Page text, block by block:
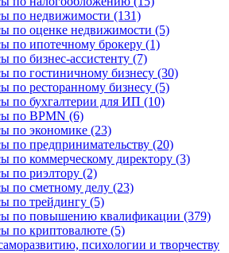
по недвижимости (131)
по оценке недвижимости (5)
по ипотечному брокеру (1)
по бизнес-ассистенту (7)
по гостиничному бизнесу (30)
по ресторанному бизнесу (5)
по бухгалтерии для ИП (10)
по BPMN (6)
по экономике (23)
по предпринимательству (20)
по коммерческому директору (3)
по риэлтору (2)
по сметному делу (23)
по трейдингу (5)
по повышению квалификации (379)
по криптовалюте (5)
психологии и творчеству